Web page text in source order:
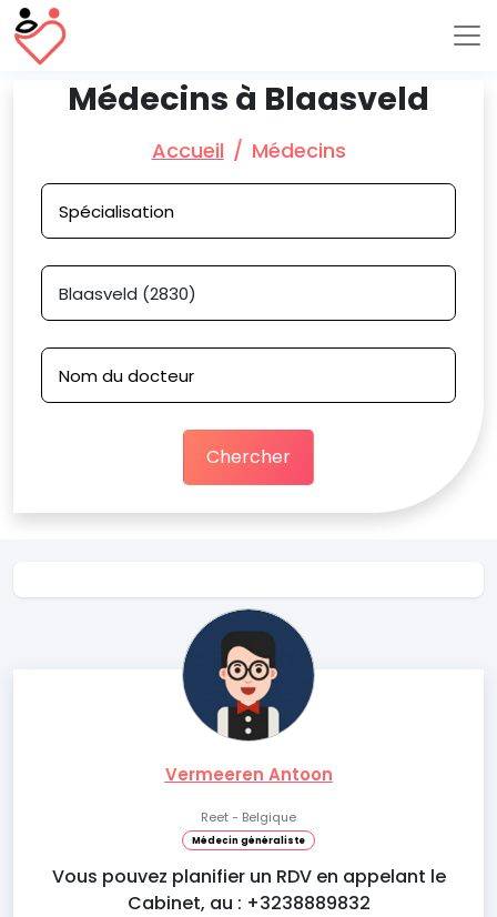
Médecins à Blaasveld
Accueil Médecins
Chercher
Vermeeren Antoon
Reet - Belgique
Médecin généraliste
Vous pouvez planifier un RDV en appelant le
Cabinet, au : +3238889832